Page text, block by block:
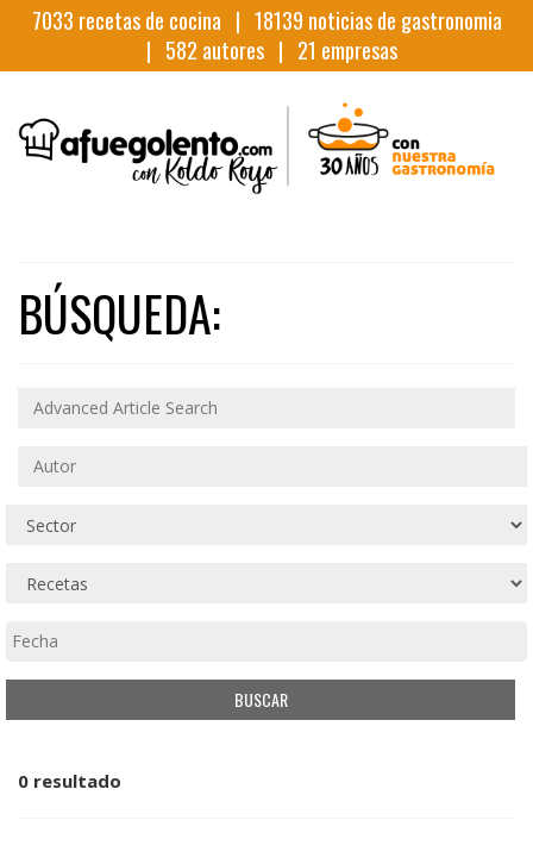
7033 recetas de cocina | 18139 noticias de gastronomia
| 582 autores | 21 empresas
BÚSQUEDA:
0 resultado